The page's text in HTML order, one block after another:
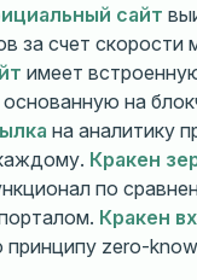
сайт
за счет скорости
имеет
основанную на
на аналитику
Кракен
по
Кракен
принципу zero-